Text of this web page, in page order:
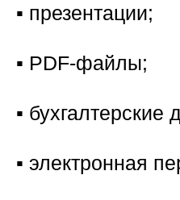
▪️ презентации;
▪️ PDF-файлы;
▪️ бухгалтерские
▪️ электронная